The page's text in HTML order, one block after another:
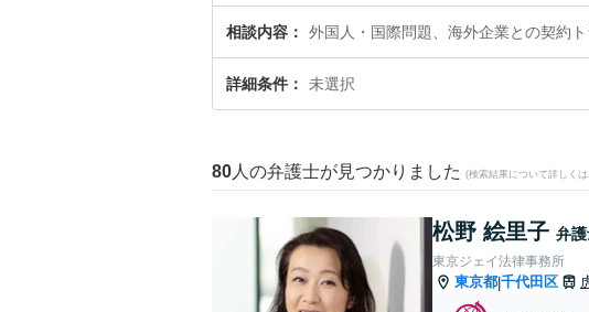
相談内容 外国人・国際問題、海外企業との契約
詳細条件 未選択
80 人の弁護士が見つかりました (検索結果について詳しくは
松野 絵里子 弁
東京ジェイ法律事務所
東京都|千代田区